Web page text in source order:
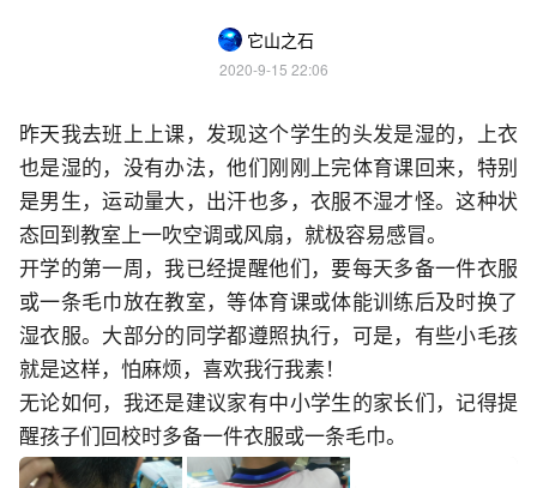
它山之石
2020-9-15 22:06
昨天我去班上上课，发现这个学生的头发是湿的，上衣
也是湿的，没有办法，他们刚刚上完体育课回来，特别
是男生，运动量大，出汗也多，衣服不湿才怪。这种状
态回到教室上一吹空调或风扇，就极容易感冒。
开学的第一周，我已经提醒他们，要每天多备一件衣服
或一条毛巾放在教室，等体育课或体能训练后及时换了
湿衣服。大部分的同学都遵照执行，可是，有些小毛孩
就是这样，怕麻烦，喜欢我行我素！
无论如何，我还是建议家有中小学生的家长们，记得提
醒孩子们回校时多备一件衣服或一条毛巾。